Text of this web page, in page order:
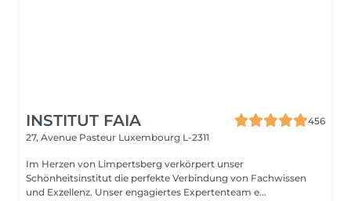
INSTITUT FAIA
456
27, Avenue Pasteur Luxembourg L-2311
Im Herzen von Limpertsberg verkörpert unser
Schönheitsinstitut die perfekte Verbindung von Fachwissen
und Exzellenz. Unser engagiertes Expertenteam e...